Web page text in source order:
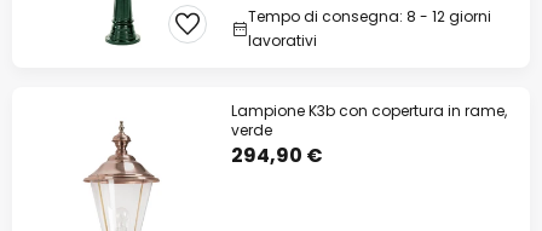
Tempo di consegna: 8 - 12 giorni
lavorativi
Lampione K3b con copertura in rame,
verde
294,90 €